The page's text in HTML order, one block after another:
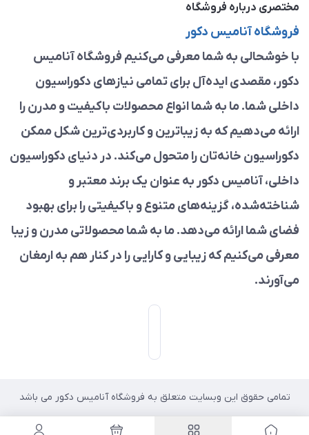
مختصری درباره فروشگاه
فروشگاه آنامیس دکور
با خوشحالی به شما معرفی می‌کنیم فروشگاه آنامیس
دکور، مقصدی ایده‌آل برای تمامی نیازهای دکوراسیون
داخلی شما. ما به شما انواع محصولات باکیفیت و مدرن را
ارائه می‌دهیم که به زیباترین و کاربردی‌ترین شکل ممکن
دکوراسیون خانه‌تان را متحول می‌کند. در دنیای دکوراسیون
داخلی، آنامیس دکور به عنوان یک برند معتبر و
شناخته‌شده، گزینه‌های متنوع و باکیفیتی را برای بهبود
فضای شما ارائه می‌دهد. ما به شما محصولاتی مدرن و زیبا
معرفی می‌کنیم که زیبایی و کارایی را در کنار هم به ارمغان
می‌آورند.
تمامی حقوق این وبسایت متعلق به فروشگاه آنامیس دکور می باشد